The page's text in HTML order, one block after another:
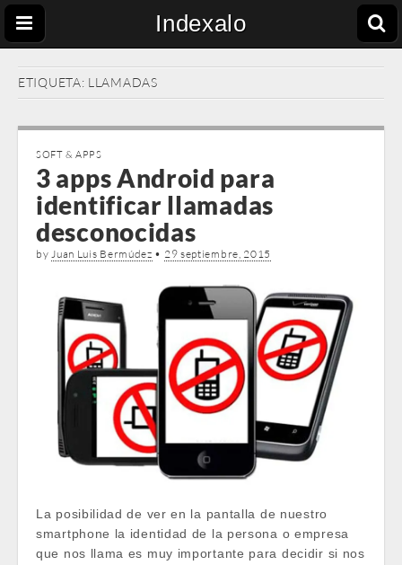
Indexalo
ETIQUETA: LLAMADAS
SOFT & APPS
3 apps Android para
identificar llamadas
desconocidas
byJuan Luis Bermúdez • 29 septiembre, 2015
La posibilidad de ver en la pantalla de nuestro
smartphone la identidad de la persona o empresa
que nos llama es muy importante para decidir si nos